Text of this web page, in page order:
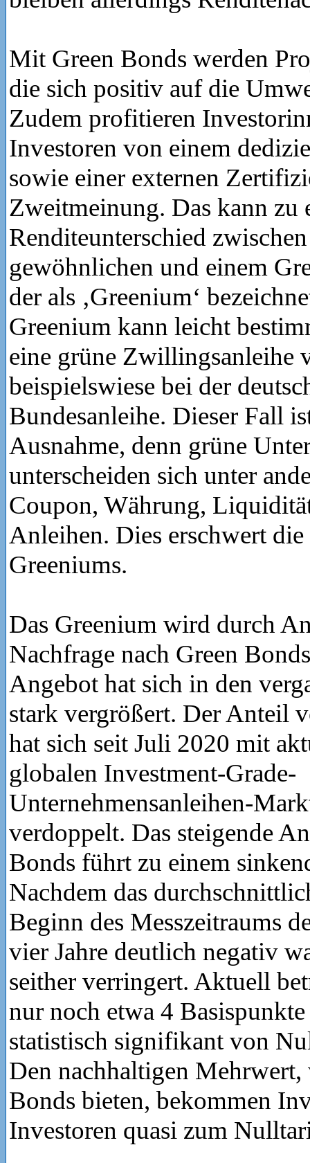
Mit Green Bonds werden
die sich positiv auf die
Zudem profitieren
Investoren von einem
sowie einer externen
Zweitmeinung. Das kann zu
Renditeunterschied
gewöhnlichen und einem
der als ‚Greenium‘
Greenium kann leicht
eine grüne Zwillingsanleihe
beispielswiese bei der
Bundesanleihe. Dieser Fall
Ausnahme, denn grüne
unterscheiden sich unter
Coupon, Währung,
Anleihen. Dies erschwert die
Greeniums.
Das Greenium wird durch
Nachfrage nach Green
Angebot hat sich in den
stark vergrößert. Der Anteil
hat sich seit Juli 2020 mit
globalen Investment-Grade-
Unternehmensanleihen-
verdoppelt. Das steigende
Bonds führt zu einem
Nachdem das
Beginn des Messzeitraums
vier Jahre deutlich negativ
seither verringert. Aktuell
nur noch etwa 4
statistisch signifikant von
Den nachhaltigen Mehrwert,
Bonds bieten, bekommen
Investoren quasi zum